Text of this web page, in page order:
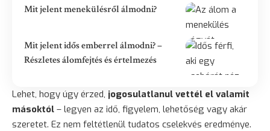
Mit jelent menekülésről álmodni?
Mit jelent idős emberrel álmodni? –
Részletes álomfejtés és értelmezés
Lehet, hogy úgy érzed, jogosulatlanul vettél el valamit
másoktól – legyen az idő, figyelem, lehetőség vagy akár
szeretet. Ez nem feltétlenül tudatos cselekvés eredménye.